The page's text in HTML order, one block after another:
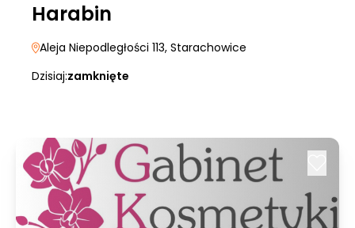
Harabin
Aleja Niepodległości 113, Starachowice
Dzisiaj:zamknięte